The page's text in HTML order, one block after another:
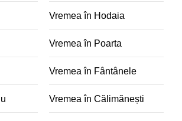
Vremea în Hodaia
Vremea în Poarta
Vremea în Fântânele
Vremea în Călimănești